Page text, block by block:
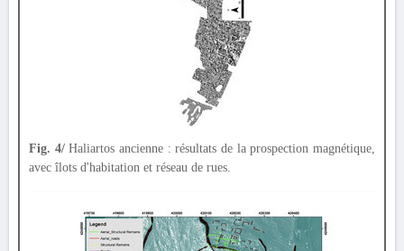
Fig. 4/Haliartos ancienne : résultats de la prospection magnétique,
avec îlots d'habitation et réseau de rues.